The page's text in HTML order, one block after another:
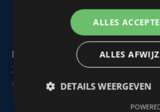
Maak zelf het nieuws
Zie of hoor je iets dat interessant is voor
aarzel dan niet om ons te contacteren.
ALLES
ALLES
DETAILS WEERGEVEN